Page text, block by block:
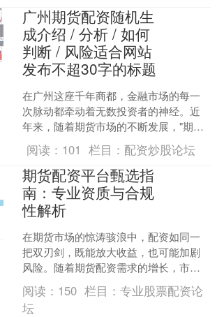
广州期货配资随机生
成介绍 / 分析 / 如何
判断 / 风险适合网站
发布不超30字的标题
在广州这座千年商都，金融市场的每一
次脉动都牵动着无数投资者的神经。近
年来，随着期货市场的不断发展，"期货
配资"这一概念逐渐进入公众视野，成为
部分投资者试图放大收....
阅读： 101 栏目： 配资炒股论坛
期货配资平台甄选指
南：专业资质与合规
性解析
在期货市场的惊涛骇浪中，配资如同一
把双刃剑，既能放大收益，也可能加剧
风险。随着期货配资需求的增长，市场
上涌现出形形色色的配资平台，鱼龙混
杂，良莠不齐。对于投资者....
阅读： 150 栏目：专业股票配资论
坛